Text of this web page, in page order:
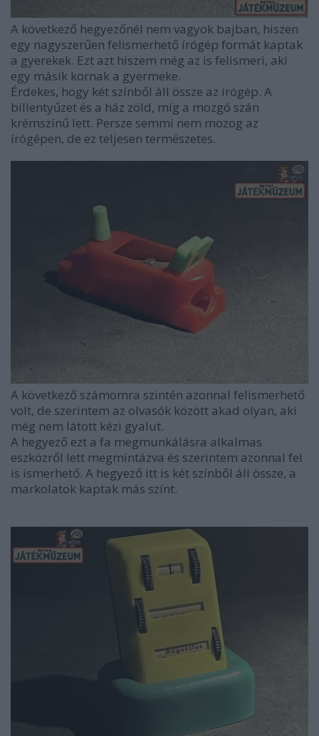
A következő hegyezőnél nem vagyok bajban, hiszen
egy nagyszerűen felismerhető írógép formát kaptak
a gyerekek. Ezt azt hiszem még az is felismeri, aki
egy másik kornak a gyermeke.
Érdekes, hogy két színből áll össze az írógép. A
billentyűzet és a ház zöld, míg a mozgó szán
krémszínű lett. Persze semmi nem mozog az
írógépen, de ez teljesen természetes.
A következő számomra szintén azonnal felismerhető
volt, de szerintem az olvasók között akad olyan, aki
még nem látott kézi gyalut.
A hegyező ezt a fa megmunkálásra alkalmas
eszközről lett megmintázva és szerintem azonnal fel
is ismerhető. A hegyező itt is két színből áll össze, a
markolatok kaptak más színt.